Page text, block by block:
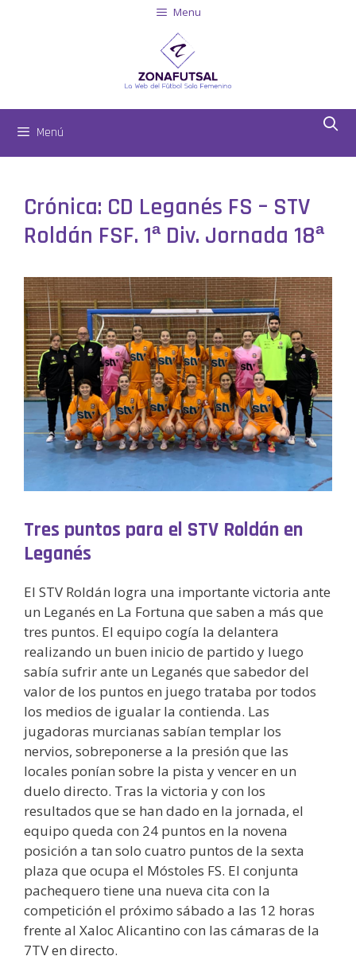
Menu
Menú
Crónica: CD Leganés FS – STV
Roldán FSF. 1ª Div. Jornada 18ª
Tres puntos para el STV Roldán en
Leganés
El STV Roldán logra una importante victoria ante
un Leganés en La Fortuna que saben a más que
tres puntos. El equipo cogía la delantera
realizando un buen inicio de partido y luego
sabía sufrir ante un Leganés que sabedor del
valor de los puntos en juego trataba por todos
los medios de igualar la contienda. Las
jugadoras murcianas sabían templar los
nervios, sobreponerse a la presión que las
locales ponían sobre la pista y vencer en un
duelo directo. Tras la victoria y con los
resultados que se han dado en la jornada, el
equipo queda con 24 puntos en la novena
posición a tan solo cuatro puntos de la sexta
plaza que ocupa el Móstoles FS. El conjunta
pachequero tiene una nueva cita con la
competición el próximo sábado a las 12 horas
frente al Xaloc Alicantino con las cámaras de la
7TV en directo.